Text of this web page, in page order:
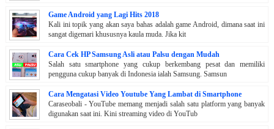
Game Android yang Lagi Hits 2018
Kali ini topik yang akan saya bahas adalah game Android, dimana saat ini
sangat digemari khususnya kaula muda. Jika kit
Cara Cek HP Samsung Asli atau Palsu dengan Mudah
Salah satu smartphone yang cukup berkembang pesat dan memiliki
pengguna cukup banyak di Indonesia ialah Samsung. Samsun
Cara Mengatasi Video Youtube Yang Lambat di Smartphone
Caraseobali - YouTube memang menjadi salah satu platform yang banyak
digunakan saat ini. Kini streaming video di YouTub